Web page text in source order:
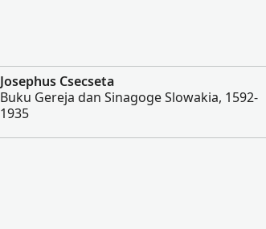
Josephus Csecseta
Buku Gereja dan Sinagoge Slowakia, 1592-
1935